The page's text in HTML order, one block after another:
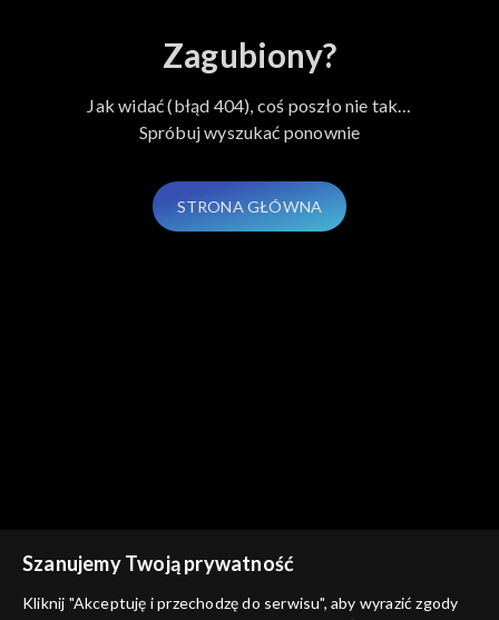
Zagubiony?
Jak widać (błąd 404), coś poszło nie tak…
Spróbuj wyszukać ponownie
STRONA GŁÓWNA
Szanujemy Twoją prywatność
Kliknij "Akceptuję i przechodzę do serwisu", aby wyrazić zgody